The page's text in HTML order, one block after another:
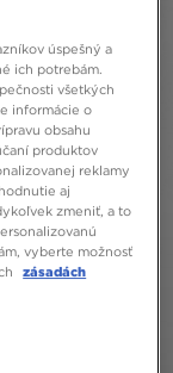
úspešný a
ich potrebám.
všetkých
informácie o
obsahu
produktov
reklamy
aj
zmeniť, a to
vyberte možnosť
zásadách